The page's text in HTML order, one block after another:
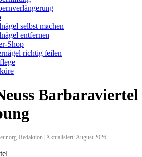
selbst machen
entfernen
Shop
richtig feilen
Barbaraviertel
Redaktion | Aktualisiert: August 2026